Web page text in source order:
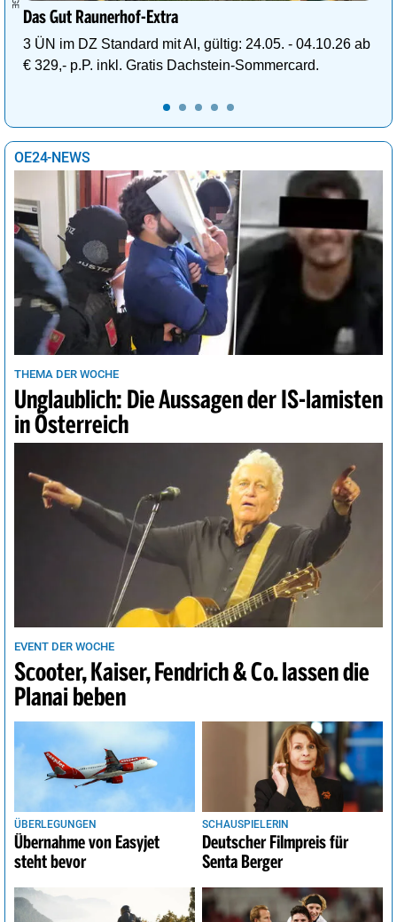
Das Gut Raunerhof-Extra
3 ÜN im DZ Standard mit AI, gültig: 24.05. - 04.10.26 ab
€ 329,- p.P. inkl. Gratis Dachstein-Sommercard.
OE24-NEWS
THEMA DER WOCHE
Unglaublich: Die Aussagen der IS-lamisten
in Österreich
EVENT DER WOCHE
Scooter, Kaiser, Fendrich & Co. lassen die
Planai beben
ÜBERLEGUNGEN
Übernahme von Easyjet
steht bevor
SCHAUSPIELERIN
Deutscher Filmpreis für
Senta Berger